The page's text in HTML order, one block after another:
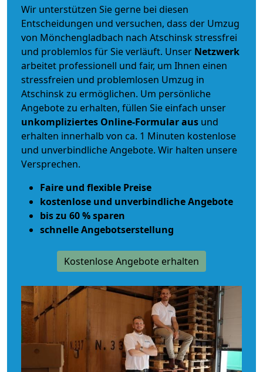
Wir unterstützen Sie gerne bei diesen
Entscheidungen und versuchen, dass der Umzug
von Mönchengladbach nach Atschinsk stressfrei
und problemlos für Sie verläuft. Unser Netzwerk
arbeitet professionell und fair, um Ihnen einen
stressfreien und problemlosen Umzug in
Atschinsk zu ermöglichen. Um persönliche
Angebote zu erhalten, füllen Sie einfach unser
unkompliziertes Online-Formular aus und
erhalten innerhalb von ca. 1 Minuten kostenlose
und unverbindliche Angebote. Wir halten unsere
Versprechen.
Faire und flexible Preise
kostenlose und unverbindliche Angebote
bis zu 60 % sparen
schnelle Angebotserstellung
Kostenlose Angebote erhalten